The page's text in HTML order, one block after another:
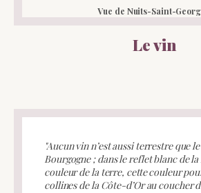
Vue de Nuits-Saint-
Le vin
"Aucun vin n’est aussi terrestre que
Bourgogne ; dans le reflet blanc de
couleur de la terre, cette couleur
collines de la Côte-d’Or au coucher